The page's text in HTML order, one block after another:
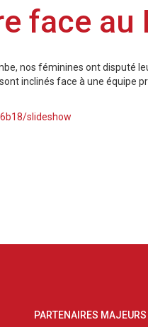
face au
nos féminines ont disputé
inclinés face à une équipe
slideshow
PARTENAIRES MAJEURS